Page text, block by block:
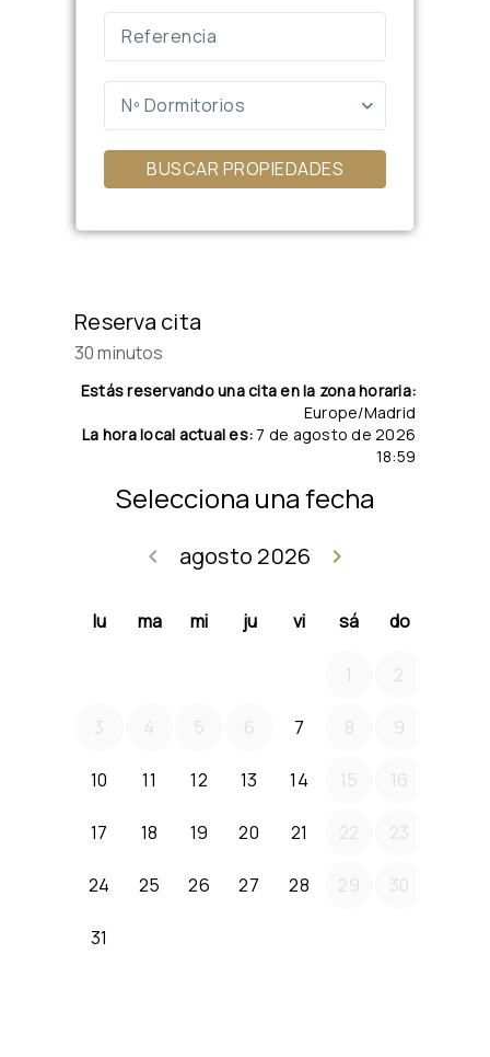
Nº Dormitorios
BUSCAR PROPIEDADES